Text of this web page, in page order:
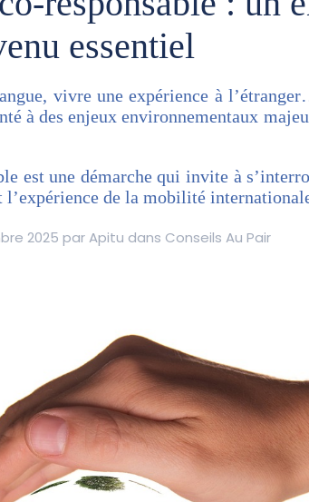
?
l'ufaap
Nos conseils pour votre
famille d'accueil
essentiel
vivre une expérience à
à des enjeux environnementaux
est une démarche qui invite à
de la mobilité
2025 par Apitu dans Conseils Au Pair